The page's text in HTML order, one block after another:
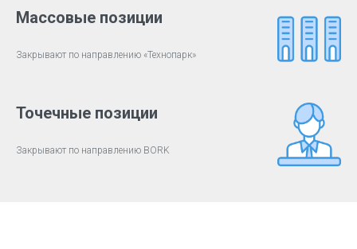
Массовые позиции
Закрывают по направлению «Технопарк»
Точечные позиции
Закрывают по направлению BORK